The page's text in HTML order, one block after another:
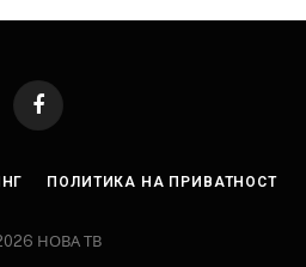
Facebook
ПОЛИТИКА НА ПРИВАТНОСТ
НОВА ТВ